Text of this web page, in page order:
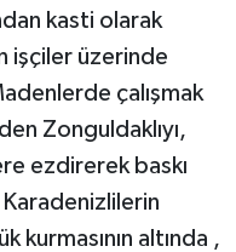
kasti olarak
işçiler üzerinde
çalışmak
Zonguldaklıyı,
ezdirerek baskı
altında ,